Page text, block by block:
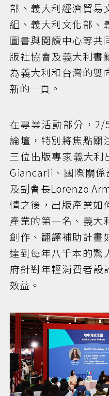
部、義大利經濟貿易
組、義大利文化部、
圖書與閱讀中心等共
版社協會及義大利書
為義大利和台灣的雙
新的一頁。
在專業活動部分，
論壇，特別將焦點關
三位出版專家義大
Giancarli、國際關係
及副會長Lorenzo
情之後，出版產業如
產業的第一名、義大
創作、翻譯補助計畫
達到每年八千本的驚
府針對年輕消費者設
效益。